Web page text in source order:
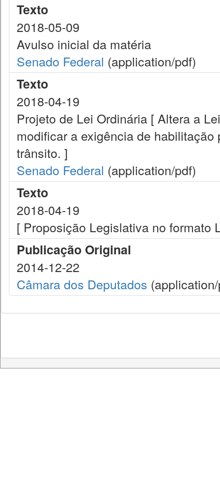
Texto
2018-05-09
Avulso inicial da matéria
Senado Federal (application/pdf)
Texto
2018-04-19
Projeto de Lei Ordinária [ Altera a
modificar a exigência de
trânsito. ]
Senado Federal (application/pdf)
Texto
2018-04-19
[ Proposição Legislativa no formato
Publicação Original
2014-12-22
Câmara dos Deputados